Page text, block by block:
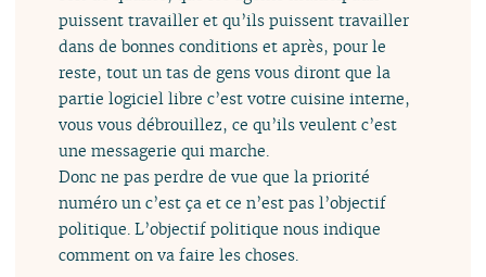
puissent travailler et qu’ils puissent travailler
dans de bonnes conditions et après, pour le
reste, tout un tas de gens vous diront que la
partie logiciel libre c’est votre cuisine interne,
vous vous débrouillez, ce qu’ils veulent c’est
une messagerie qui marche.
Donc ne pas perdre de vue que la priorité
numéro un c’est ça et ce n’est pas l’objectif
politique. L’objectif politique nous indique
comment on va faire les choses.